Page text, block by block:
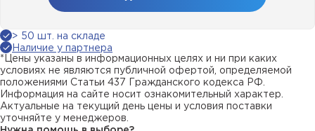
> 50 шт. на складе
Наличие у партнера
*Цены указаны в информационных целях и ни при каких
условиях не являются публичной офертой, определяемой
положениями Статьи 437 Гражданского кодекса РФ.
Информация на сайте носит ознакомительный характер.
Актуальные на текущий день цены и условия поставки
уточняйте у менеджеров.